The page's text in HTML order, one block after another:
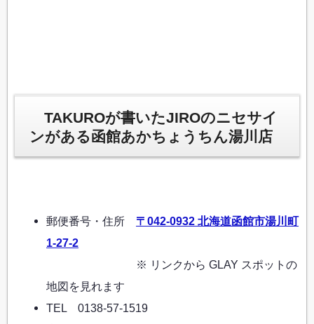
TAKUROが書いたJIROのニセサイ
ンがある函館あかちょうちん湯川店
郵便番号・住所 〒042-0932 北海道函館市湯川町
1-27-2
※ リンクから GLAY スポットの
地図を見れます
TEL 0138-57-1519